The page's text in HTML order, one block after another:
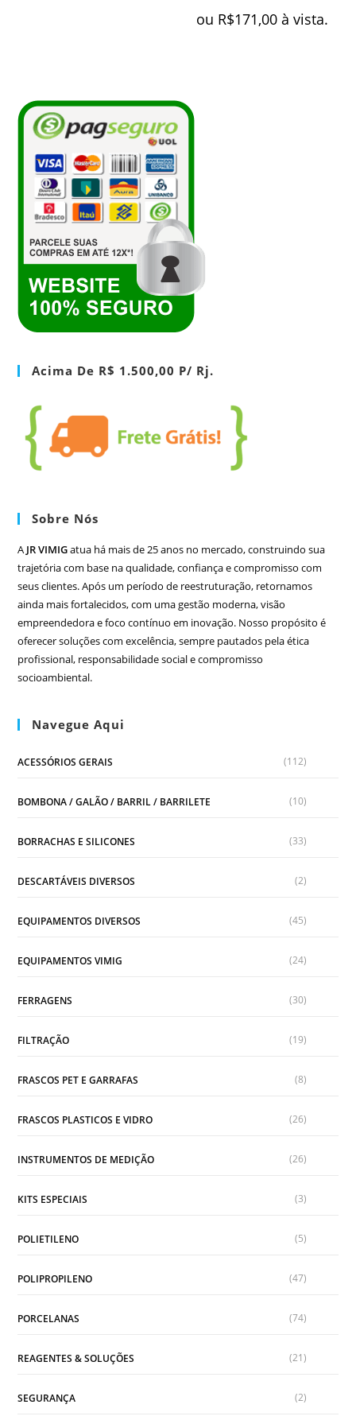
ou R$171,00 à vista.
Acima De R$ 1.500,00 P/ Rj.
Sobre Nós
A JR VIMIGatua há mais de 25 anos no mercado, construindo sua
trajetória com base na qualidade, confiança e compromisso com
seus clientes. Após um período de reestruturação, retornamos
ainda mais fortalecidos, com uma gestão moderna, visão
empreendedora e foco contínuo em inovação. Nosso propósito é
oferecer soluções com excelência, sempre pautados pela ética
profissional, responsabilidade social e compromisso
socioambiental.
Navegue Aqui
ACESSÓRIOS GERAIS (112)
BOMBONA / GALÃO / BARRIL / BARRILETE (10)
BORRACHAS E SILICONES (33)
DESCARTÁVEIS DIVERSOS (2)
EQUIPAMENTOS DIVERSOS (45)
EQUIPAMENTOS VIMIG (24)
FERRAGENS (30)
FILTRAÇÃO (19)
FRASCOS PET E GARRAFAS (8)
FRASCOS PLASTICOS E VIDRO (26)
INSTRUMENTOS DE MEDIÇÃO (26)
KITS ESPECIAIS (3)
POLIETILENO (5)
POLIPROPILENO (47)
PORCELANAS (74)
REAGENTES & SOLUÇÕES (21)
SEGURANÇA (2)